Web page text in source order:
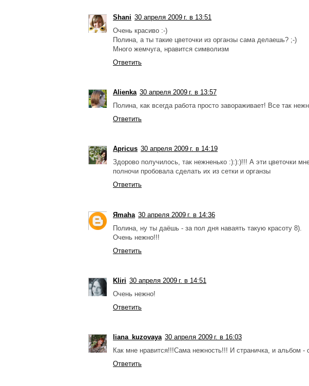
Shani 30 апреля 2009 г. в 13:51
Очень красиво :-)
Полина, а ты такие цветочки из органзы сама делаешь? ;-)
Много жемчуга, нравится символизм
Ответить
Alienka 30 апреля 2009 г. в 13:57
Полина, как всегда работа просто завораживает! Все так
Ответить
Apricus 30 апреля 2009 г. в 14:19
Здорово получилось, так нежненько :):):)!!! А эти цветочки
полночи пробовала сделать их из сетки и органзы
Ответить
Яmaha 30 апреля 2009 г. в 14:36
Полина, ну ты даёшь - за пол дня наваять такую красоту 8).
Очень нежно!!!
Ответить
Kliri 30 апреля 2009 г. в 14:51
Очень нежно!
Ответить
liana_kuzovaya 30 апреля 2009 г. в 16:03
Как мне нравится!!!Сама нежность!!! И страничка, и альбом -
Ответить